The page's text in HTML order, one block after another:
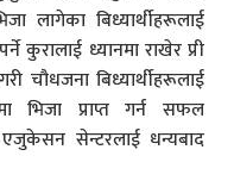
लागेका बिध्यार्थीहरूलाई
कुरालाई ध्यानमा राखेर प्री
चौधजना बिध्यार्थीहरूलाई
भिजा प्राप्त गर्न सफल
एजुकेसन सेन्टरलाई धन्यबाद